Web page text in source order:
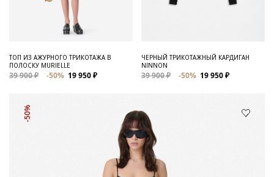
ТОП ИЗ АЖУРНОГО ТРИКОТАЖА В
ПОЛОСКУ MURIELLE
39 900 ₽ -50% 19 950 ₽
ЧЕРНЫЙ ТРИКОТАЖНЫЙ КАРДИГАН
NINNON
39 900 ₽ -50% 19 950 ₽
-50%